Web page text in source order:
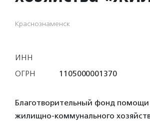
Краснознаменск
ИНН
ОГРН
1105000001370
Благотворительный фонд
жилищно-коммунального